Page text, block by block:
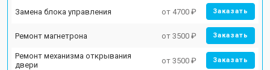
Замена блока управления от 4700 ₽ Заказать
Ремонт магнетрона от 3500 ₽ Заказать
Ремонт механизма открывания
двери
от 3500 ₽ Заказать